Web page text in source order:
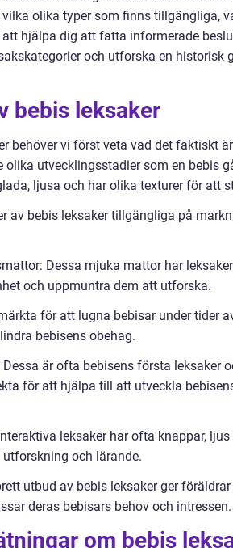
vilka olika typer som finns tillgängliga,
hjälpa dig att fatta informerade
och utforska en historisk
bebis leksaker
behöver vi först veta vad det faktiskt
utvecklingsstadier som en bebis
ljusa och har olika texturer för att
av bebis leksaker tillgängliga på
Dessa mjuka mattor har
och uppmuntra dem att utforska.
för att lugna bebisar under tider
bebisens obehag.
är ofta bebisens första leksaker
för att hjälpa till att utveckla
leksaker har ofta knappar,
och lärande.
utbud av bebis leksaker ger
deras bebisars behov och intressen.
om bebis